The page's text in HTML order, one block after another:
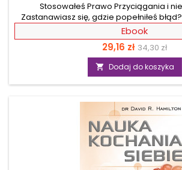
Stosowałeś Prawo Przyciągania i
Zastanawiasz się, gdzie popełniłeś
zrozumiesz jego zasady.
punktowy plan pozwoli Ci uruchomić
skutecznie wprowadzić je w życie. A
rozwoju duchowego proponowane
Twoją intuicję i nauczą kreować
pozytywną energię. Pozbądź się stresu z
Ebook
Cena
29,16 zł Cena
34,30 zł
 Dodaj do koszyka